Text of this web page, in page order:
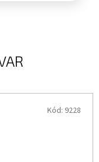
Kód: 9228